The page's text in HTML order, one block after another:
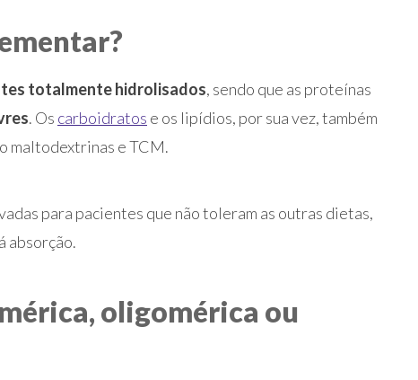
totalmente hidrolisados, sendo que as proteínas
. Os carboidratos e os lipídios, por sua vez, também
maltodextrinas e TCM.
para pacientes que não toleram as outras dietas,
absorção.
oligomérica ou